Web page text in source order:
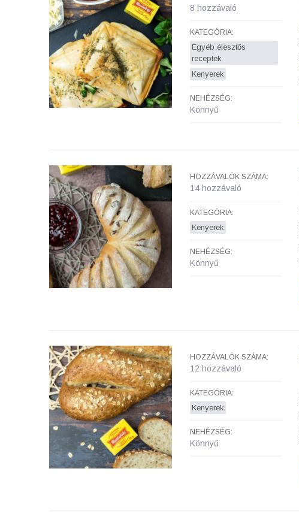
8 hozzávaló
KATEGÓRIA:
Egyéb élesztős
receptek
Kenyerek
NEHÉZSÉG:
Könnyű
HOZZÁVALÓK SZÁMA:
14 hozzávaló
KATEGÓRIA:
Kenyerek
NEHÉZSÉG:
Könnyű
HOZZÁVALÓK SZÁMA:
12 hozzávaló
KATEGÓRIA:
Kenyerek
NEHÉZSÉG:
Könnyű